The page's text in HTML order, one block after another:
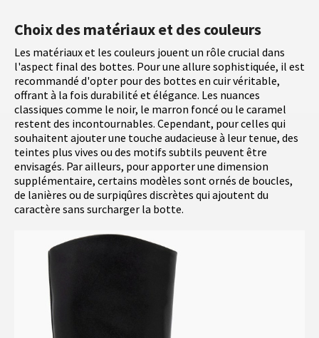
Choix des matériaux et des couleurs
Les matériaux et les couleurs jouent un rôle crucial dans
l'aspect final des bottes. Pour une allure sophistiquée, il est
recommandé d'opter pour des bottes en cuir véritable,
offrant à la fois durabilité et élégance. Les nuances
classiques comme le noir, le marron foncé ou le caramel
restent des incontournables. Cependant, pour celles qui
souhaitent ajouter une touche audacieuse à leur tenue, des
teintes plus vives ou des motifs subtils peuvent être
envisagés. Par ailleurs, pour apporter une dimension
supplémentaire, certains modèles sont ornés de boucles,
de lanières ou de surpiqûres discrètes qui ajoutent du
caractère sans surcharger la botte.